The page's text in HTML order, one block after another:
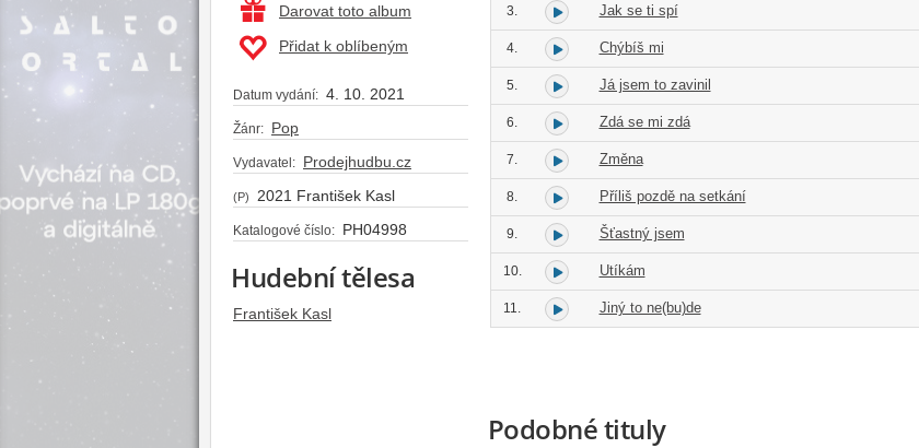
Darovat toto album
Přidat k oblíbeným
Datum vydání: 4. 10. 2021
Žánr: Pop
Vydavatel: Prodejhudbu.cz
(P) 2021 František Kasl
Katalogové číslo: PH04998
Hudební tělesa
František Kasl
3. Jak se ti spí
4. Chýbíš mi
5. Já jsem to zavinil
6. Zdá se mi zdá
7. Změna
8. Příliš pozdě na setkání
9. Šťastný jsem
10. Utíkám
11. Jiný to ne(bu)de
Podobné tituly